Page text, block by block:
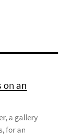
on an
a gallery
for an